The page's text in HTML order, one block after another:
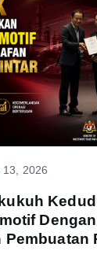
13, 2026
Dengan
Pembuatan